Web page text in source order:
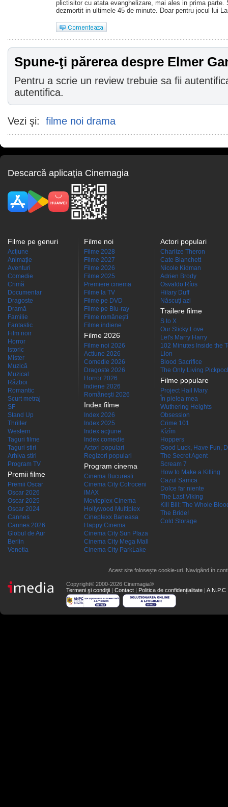
plictisitor cu atata evanghelizare, mai ales in prima parte.
dezmortit in ultimele 45 de minute. Doar pentru jocul lui
Spune-ţi părerea despre Elmer
Pentru a scrie un review trebuie sa fii
autentifica.
Vezi şi: filme noi drama
Descarcă aplicaţia Cinemagia
Filme pe genuri
Acţiune
Animaţie
Aventuri
Comedie
Crimă
Documentar
Dragoste
Dramă
Familie
Fantastic
Film noir
Horror
Istoric
Mister
Muzică
Muzical
Război
Romantic
Scurt metraj
SF
Stand Up
Thriller
Western
Taguri filme
Taguri stiri
Arhiva stiri
Program TV
Premii filme
Premii Oscar
Oscar 2026
Oscar 2025
Oscar 2024
Cannes
Cannes 2026
Globul de Aur
Berlin
Venetia
Filme noi
Filme 2028
Filme 2027
Filme 2026
Filme 2025
Premiere cinema
Filme la TV
Filme pe DVD
Filme pe Blu-ray
Filme româneşti
Filme indiene
Filme 2026
Filme noi 2026
Actiune 2026
Comedie 2026
Dragoste 2026
Horror 2026
Indiene 2026
Româneşti 2026
Index filme
Index 2026
Index 2025
Index acţiune
Index comedie
Actori populari
Regizori populari
Program cinema
Cinema Bucuresti
Cinema City Cotroceni
IMAX
Movieplex Cinema
Hollywood Multiplex
Cineplexx Baneasa
Happy Cinema
Cinema City Sun Plaza
Cinema City Mega Mall
Cinema City ParkLake
Actori populari
Charlize Theron
Cate Blanchett
Nicole Kidman
Adrien Brody
Osvaldo Ríos
Hilary Duff
Născuţi azi
Trailere filme
S to X
Our Sticky Love
Let's Marry Harry
102 Minutes Inside the
Lion
Blood Sacrifice
The Only Living
Filme populare
Project Hail Mary
În pielea mea
Wuthering Heights
Obsession
Crime 101
Kîzîm
Hoppers
Good Luck, Have Fun,
The Secret Agent
Scream 7
How to Make a Killing
Cazul Samca
Dolce far niente
The Last Viking
Kill Bill: The Whole
The Bride!
Cold Storage
Acest site folosește cookie-uri. Navigând în
Copyright© 2000-2026 Cinemagia®
Termeni şi condiţii | Contact | Politica de confidențialitate | A.N.P.C